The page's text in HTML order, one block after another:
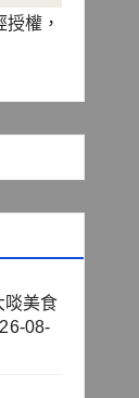
授權，
啖美食
08-